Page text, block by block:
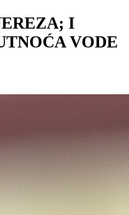
I
VODE